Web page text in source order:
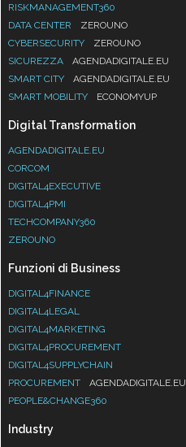
RISKMANAGEMENT360
DATA CENTER
ZEROUNO
CYBERSECURITY
ZEROUNO
SICUREZZA
AGENDADIGITALE.EU
SMART CITY
AGENDADIGITALE.EU
SMART MOBILITY
ECONOMYUP
Digital Transformation
AGENDADIGITALE.EU
CORCOM
DIGITAL4EXECUTIVE
DIGITAL4PMI
TECHCOMPANY360
ZEROUNO
Funzioni di Business
DIGITAL4FINANCE
DIGITAL4LEGAL
DIGITAL4MARKETING
DIGITAL4PROCUREMENT
DIGITAL4SUPPLYCHAIN
PROCUREMENT
AGENDADIGITALE.EU
PEOPLE&CHANGE360
Industry